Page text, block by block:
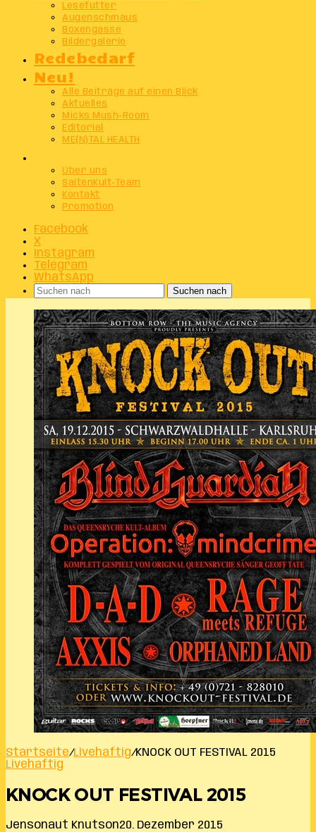
Lesefutter
Augenschmaus
Boxengasse
Bildergalerie
Redebedarf
Neu!
Alle Beiträge auf einen Blick
Aktuelles
Micks Mush-Room
Editorial
ME(N)TAL HEALTH
Über uns
SaitenKult-Team
Kontakt
Promotion
Facebook
X
Instagram
Telegram
WhatsApp
Suchen nach
Startseite/Livehaftig/KNOCK OUT FESTIVAL 2015
Livehaftig
KNOCK OUT FESTIVAL 2015
Jensonaut Knutson20. Dezember 2015